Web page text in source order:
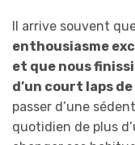
Il arrive souvent
enthousiasme
et que nous
d’un court laps
passer d’une
quotidien de plus